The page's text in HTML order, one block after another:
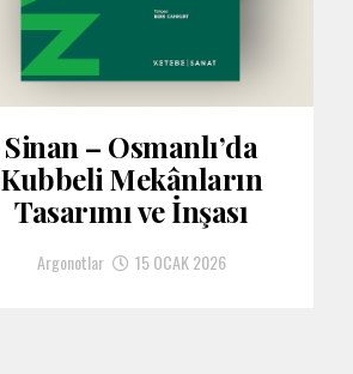
Sinan – Osmanlı’da
Kubbeli Mekânların
Tasarımı ve İnşası
Argonotlar 15 OCAK 2026